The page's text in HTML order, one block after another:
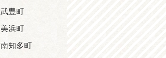
武豊町
美浜町
南知多町